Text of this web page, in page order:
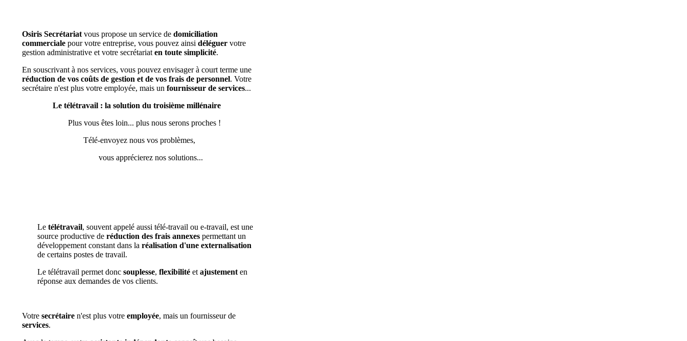
Osiris Secrétariat vous propose un service de domiciliation
commerciale pour votre entreprise, vous pouvez ainsi déléguer votre
gestion administrative et votre secrétariat en toute simplicité.
En souscrivant à nos services, vous pouvez envisager à court terme une
réduction de vos coûts de gestion et de vos frais de personnel. Votre
secrétaire n'est plus votre employée, mais un fournisseur de services...
Le télétravail : la solution du troisième millénaire
Plus vous êtes loin... plus nous serons proches !
Télé-envoyez nous vos problèmes,
vous apprécierez nos solutions...
Le télétravail, souvent appelé aussi télé-travail ou e-travail, est une
source productive de réduction des frais annexes permettant un
développement constant dans la réalisation d'une externalisation
de certains postes de travail.
Le télétravail permet donc souplesse, flexibilité et ajustement en
réponse aux demandes de vos clients.
Votre secrétaire n'est plus votre employée, mais un fournisseur de
services.